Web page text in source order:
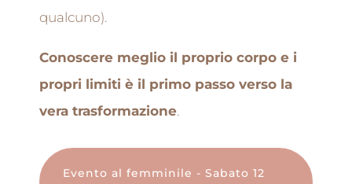
qualcuno).
Conoscere meglio il proprio corpo e i
propri limiti è il primo passo verso la
vera trasformazione.
Evento al femminile - Sabato 12